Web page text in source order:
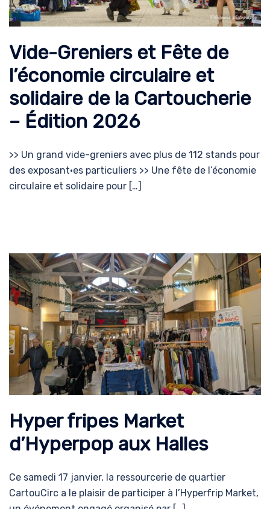
Vide-Greniers et Fête de
l’économie circulaire et
solidaire de la Cartoucherie
– Édition 2026
>> Un grand vide-greniers avec plus de 112 stands pour
des exposant·es particuliers >> Une fête de l’économie
circulaire et solidaire pour […]
Hyper fripes Market
d’Hyperpop aux Halles
Ce samedi 17 janvier, la ressourcerie de quartier
CartouCirc a le plaisir de participer à l’Hyperfrip Market,